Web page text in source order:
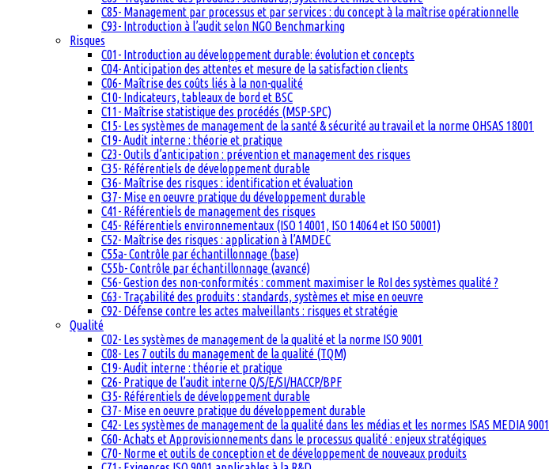
C85- Management par processus et par services : du concept à la maîtrise opérationnelle
C93- Introduction à l’audit selon NGO Benchmarking
Risques
C01- Introduction au développement durable: évolution et concepts
C04- Anticipation des attentes et mesure de la satisfaction clients
C06- Maîtrise des coûts liés à la non-qualité
C10- Indicateurs, tableaux de bord et BSC
C11- Maîtrise statistique des procédés (MSP-SPC)
C15- Les systèmes de management de la santé & sécurité au travail et la norme OHSAS 18001
C19- Audit interne : théorie et pratique
C23- Outils d’anticipation : prévention et management des risques
C35- Référentiels de développement durable
C36- Maîtrise des risques : identification et évaluation
C37- Mise en oeuvre pratique du développement durable
C41- Référentiels de management des risques
C45- Référentiels environnementaux (ISO 14001, ISO 14064 et ISO 50001)
C52- Maîtrise des risques : application à l’AMDEC
C55a- Contrôle par échantillonnage (base)
C55b- Contrôle par échantillonnage (avancé)
C56- Gestion des non-conformités : comment maximiser le RoI des systèmes qualité ?
C63- Traçabilité des produits : standards, systèmes et mise en oeuvre
C92- Défense contre les actes malveillants : risques et stratégie
Qualité
C02- Les systèmes de management de la qualité et la norme ISO 9001
C08- Les 7 outils du management de la qualité (TQM)
C19- Audit interne : théorie et pratique
C26- Pratique de l’audit interne Q/S/E/SI/HACCP/BPF
C35- Référentiels de développement durable
C37- Mise en oeuvre pratique du développement durable
C42- Les systèmes de management de la qualité dans les médias et les normes ISAS MEDIA 9001
C60- Achats et Approvisionnements dans le processus qualité : enjeux stratégiques
C70- Norme et outils de conception et de développement de nouveaux produits